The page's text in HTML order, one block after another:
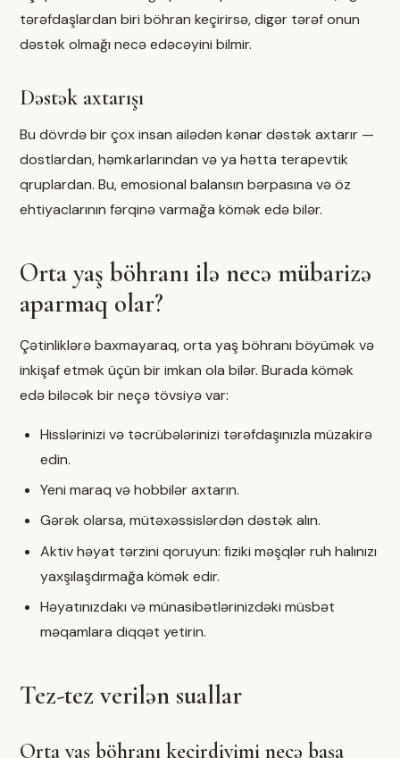
tərəfdaşlardan biri böhran keçirirsə, digər tərəf onun
dəstək olmağı necə edəcəyini bilmir.
Dəstək axtarışı
Bu dövrdə bir çox insan ailədən kənar dəstək axtarır —
dostlardan, həmkarlarından və ya hətta terapevtik
qruplardan. Bu, emosional balansın bərpasına və öz
ehtiyaclarının fərqinə varmağa kömək edə bilər.
Orta yaş böhranı ilə necə mübarizə
aparmaq olar?
Çətinliklərə baxmayaraq, orta yaş böhranı böyümək və
inkişaf etmək üçün bir imkan ola bilər. Burada kömək
edə biləcək bir neçə tövsiyə var:
Hisslərinizi və təcrübələrinizi tərəfdaşınızla müzakirə
edin.
Yeni maraq və hobbilər axtarın.
Gərək olarsa, mütəxəssislərdən dəstək alın.
Aktiv həyat tərzini qoruyun: fiziki məşqlər ruh halınızı
yaxşılaşdırmağa kömək edir.
Həyatınızdakı və münasibətlərinizdəki müsbət
məqamlara diqqət yetirin.
Tez-tez verilən suallar
Orta yaş böhranı keçirdiyimi necə başa